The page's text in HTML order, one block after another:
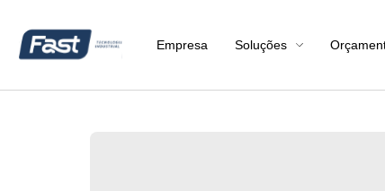
Empresa Soluções